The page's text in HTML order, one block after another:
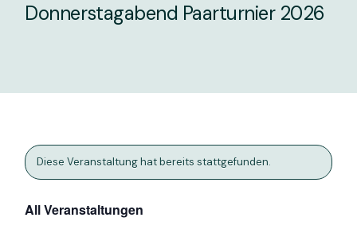
Donnerstagabend Paarturnier 2026
Diese Veranstaltung hat bereits stattgefunden.
All Veranstaltungen